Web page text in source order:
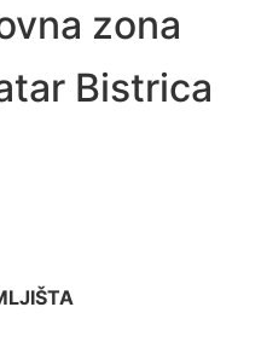
zona
Bistrica